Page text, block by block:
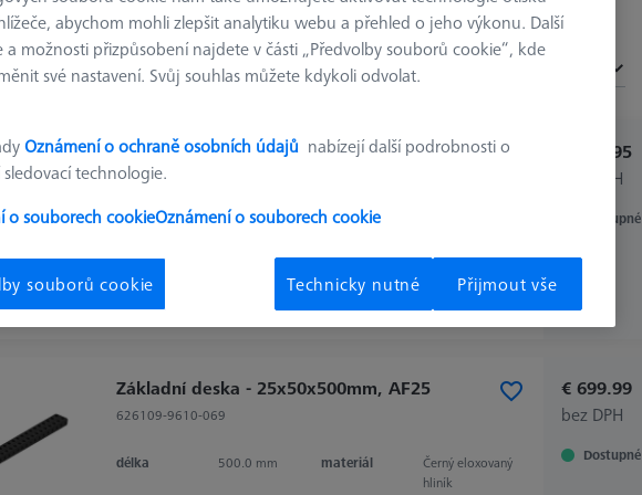
Výsledky třídění
Doporučeno
Základní deska - 25x250x300mm, AF25
626109-9610-057
délka 250.0 mm materiál
€ 359.95
bez DPH
Dostupné
Základní deska - 25x50x500mm, AF25
626109-9610-069
délka 500.0 mm materiál
Černý eloxovaný
hliník
€ 699.99
bez DPH
Dostupné
abychom mohli zlepšit analytiku webu a přehled o jeho výkonu. Další
a možnosti přizpůsobení najdete v části „Předvolby souborů cookie“, kde
své nastavení. Svůj souhlas můžete kdykoli odvolat.
Oznámení o ochraně osobních údajů nabízejí další podrobnosti o
technologie.
o souborech cookieOznámení o souborech cookie
souborů cookie Technicky nutné Přijmout vše